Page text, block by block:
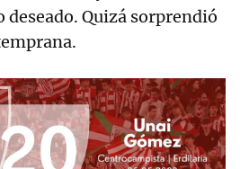
Quizá sorprendió